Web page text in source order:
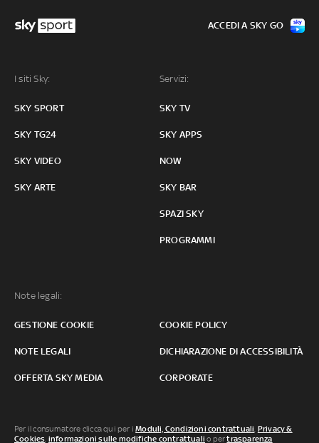
I siti Sky:
SKY SPORT
SKY TG24
SKY VIDEO
SKY ARTE
Servizi:
SKY TV
SKY APPS
NOW
SKY BAR
SPAZI SKY
PROGRAMMI
Note legali:
GESTIONE COOKIE COOKIE POLICY
NOTE LEGALI DICHIARAZIONE DI ACCESSIBILITÀ
OFFERTA SKY MEDIA CORPORATE
ACCEDI A SKY GO
Per il consumatore clicca qui per iModuli, Condizioni contrattuali, Privacy &
Cookies, informazioni sulle modifiche contrattuali o pertrasparenza